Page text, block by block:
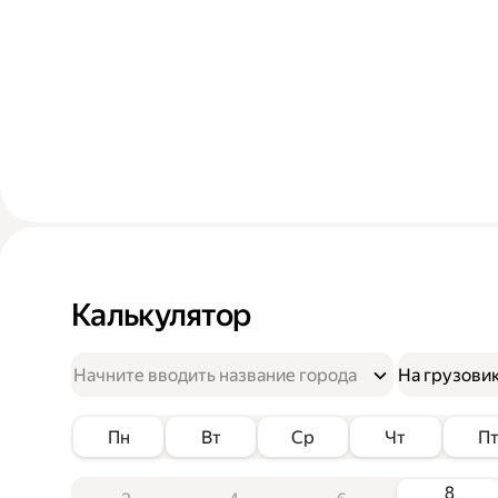
Калькулятор
На
Пн Вт Ср Чт Пт
8